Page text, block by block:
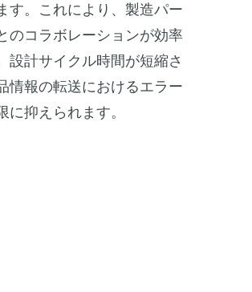
す。これにより、製造パー
のコラボレーションが効率
設計サイクル時間が短縮さ
情報の転送におけるエラー
に抑えられます。